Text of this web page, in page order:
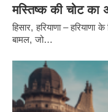
मस्तिष्क की चोट
हिसार, हरियाणा – हरियाणा
बामल, जो…